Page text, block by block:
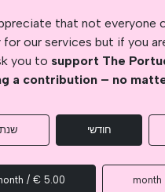
that not everyone
for our services but if you
you to support The
a contribution – no
חודשי
5.00 € / month